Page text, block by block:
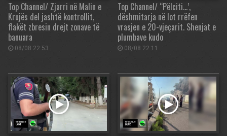
Top Channel/ Zjarri në Malin e
Krujës del jashtë kontrollit,
flakët zbresin drejt zonave të
banuara
08/08 22:53
Top Channel/ “Pëlciti…’,
dëshmitarja në lot rrëfen
vrasjen e 20-vjeçarit. Shenjat e
plumbave kudo
08/08 22:11